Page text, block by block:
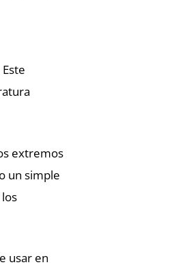
extremos
un simple
usar en